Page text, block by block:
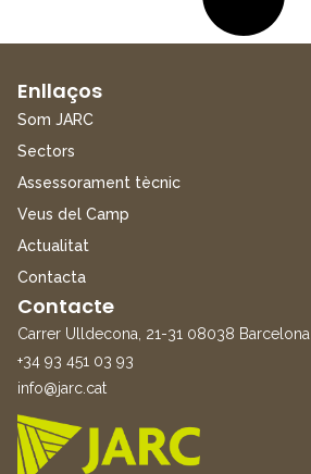
Enllaços
Som JARC
Sectors
Assessorament tècnic
Veus del Camp
Actualitat
Contacta
Contacte
Carrer Ulldecona, 21-31 08038 Barcelona
+34 93 451 03 93
info@jarc.cat